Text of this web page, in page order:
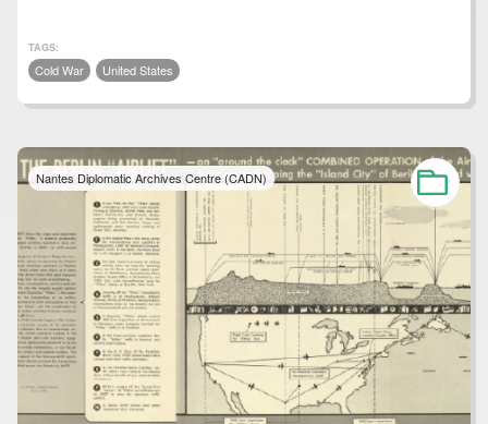
TAGS:
Cold War United States
Nantes Diplomatic Archives Centre (CADN)